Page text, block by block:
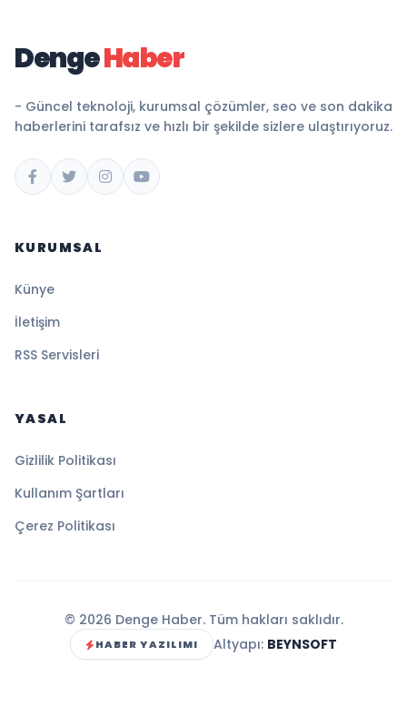
DengeHaber
- Güncel teknoloji, kurumsal çözümler, seo ve son dakika
haberlerini tarafsız ve hızlı bir şekilde sizlere ulaştırıyoruz.
KURUMSAL
Künye
İletişim
RSS Servisleri
YASAL
Gizlilik Politikası
Kullanım Şartları
Çerez Politikası
© 2026 Denge Haber. Tüm hakları saklıdır.
HABER YAZILIMI Altyapı: BEYNSOFT